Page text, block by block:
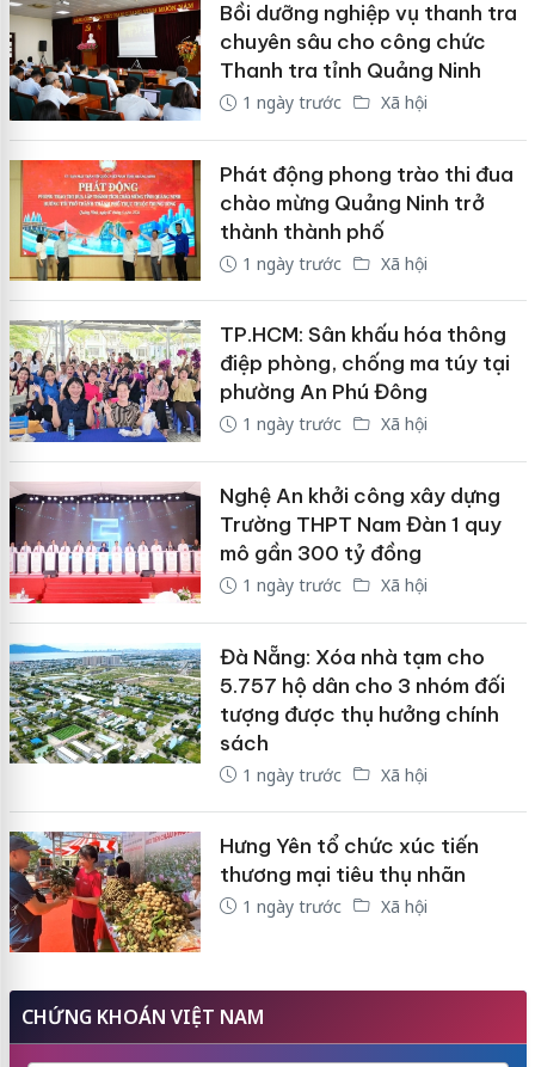
Bồi dưỡng nghiệp vụ thanh tra
chuyên sâu cho công chức
Thanh tra tỉnh Quảng Ninh
1 ngày trước Xã hội
Phát động phong trào thi đua
chào mừng Quảng Ninh trở
thành thành phố
1 ngày trước Xã hội
TP.HCM: Sân khấu hóa thông
điệp phòng, chống ma túy tại
phường An Phú Đông
1 ngày trước Xã hội
Nghệ An khởi công xây dựng
Trường THPT Nam Đàn 1 quy
mô gần 300 tỷ đồng
1 ngày trước Xã hội
Đà Nẵng: Xóa nhà tạm cho
5.757 hộ dân cho 3 nhóm đối
tượng được thụ hưởng chính
sách
1 ngày trước Xã hội
Hưng Yên tổ chức xúc tiến
thương mại tiêu thụ nhãn
1 ngày trước Xã hội
CHỨNG KHOÁN VIỆT NAM